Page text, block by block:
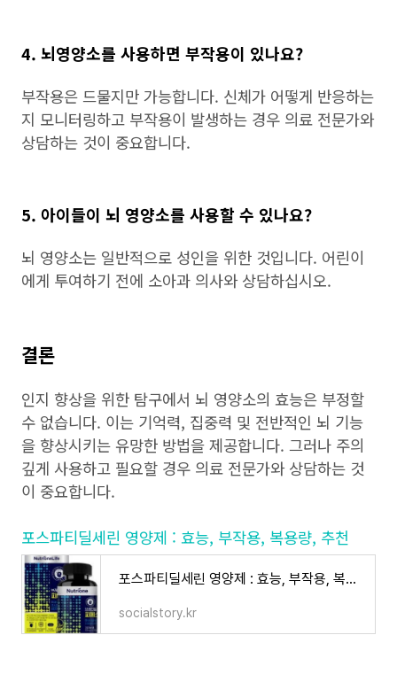
4. 뇌영양소를 사용하면 부작용이 있나요?
부작용은 드물지만 가능합니다. 신체가 어떻게 반응하는
지 모니터링하고 부작용이 발생하는 경우 의료 전문가와
상담하는 것이 중요합니다.
5. 아이들이 뇌 영양소를 사용할 수 있나요?
뇌 영양소는 일반적으로 성인을 위한 것입니다. 어린이
에게 투여하기 전에 소아과 의사와 상담하십시오.
결론
인지 향상을 위한 탐구에서 뇌 영양소의 효능은 부정할
수 없습니다. 이는 기억력, 집중력 및 전반적인 뇌 기능
을 향상시키는 유망한 방법을 제공합니다. 그러나 주의
깊게 사용하고 필요할 경우 의료 전문가와 상담하는 것
이 중요합니다.
포스파티딜세린 영양제 : 효능, 부작용, 복용량, 추천
포스파티딜세린 영양제 : 효능, 부작용, 복용량, 추천
socialstory.kr